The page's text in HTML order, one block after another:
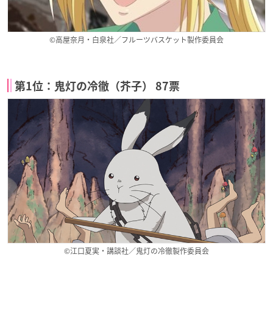
©高屋奈月・白泉社／フルーツバスケット製作委員会
第1位：鬼灯の冷徹（芥子） 87票
©江口夏実・講談社／鬼灯の冷徹製作委員会